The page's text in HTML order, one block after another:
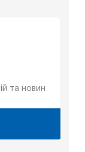
та новин